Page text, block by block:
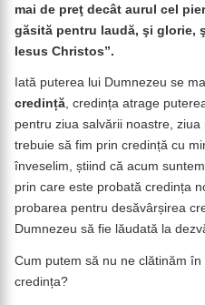
mai de preţ decât aurul cel
găsită pentru laudă, şi glorie,
Iesus Christos”.
Iată puterea lui Dumnezeu se
credință, credința atrage
pentru ziua salvării noastre,
trebuie să fim prin credință cu
înveselim, știind că acum
prin care este probată credința
probarea pentru desăvârșirea
Dumnezeu să fie lăudată la
Cum putem să nu ne clătinăm
credința?